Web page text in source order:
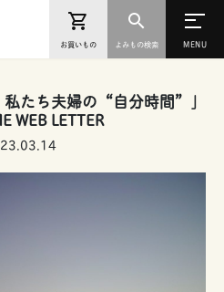
私たち夫婦の“自分時間”」
WEB LETTER
お買いもの よみもの検索